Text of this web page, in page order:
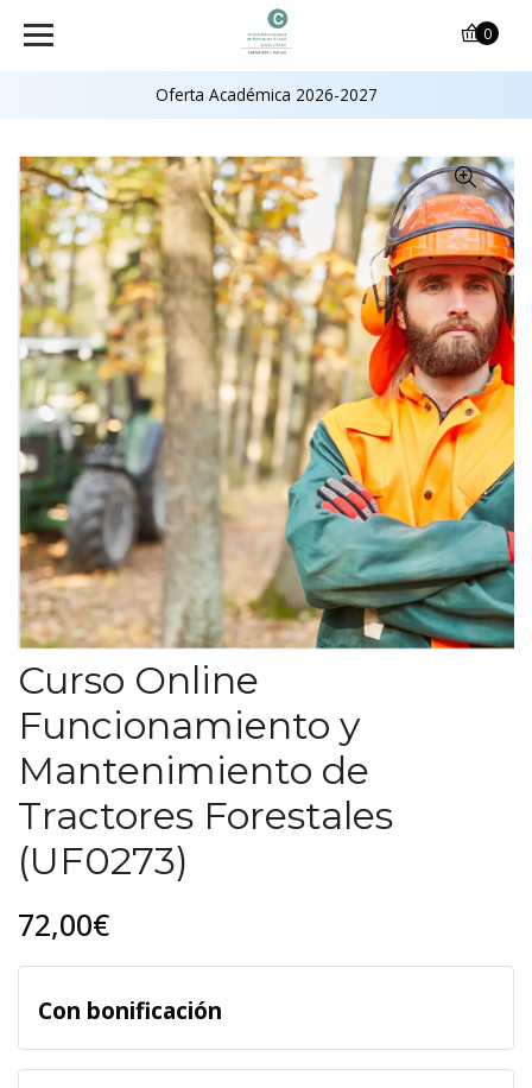
Oferta Académica 2026-2027
0
Curso Online
Funcionamiento y
Mantenimiento de
Tractores Forestales
(UF0273)
72,00€
Con bonificación